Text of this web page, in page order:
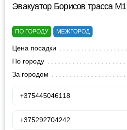
Эвакуатор Борисов трасса М1
ПО ГОРОДУ МЕЖГОРОД
Цена посадки
По городу
За городом
+375445046118
+375292704242